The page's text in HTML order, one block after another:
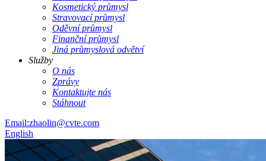
Kosmetický průmysl
Stravovací průmysl
Oděvní průmysl
Finanční průmysl
Jiná průmyslová odvětví
Služby
O nás
Zprávy
Kontaktujte nás
Stáhnout
Email:zhaolin@cvte.com
English